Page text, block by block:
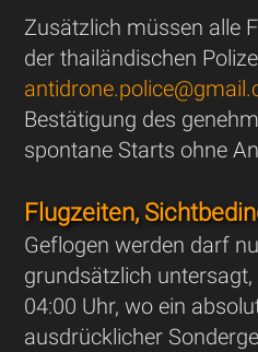
Zusätzlich müssen alle
der thailändischen
Bestätigung des
spontane Starts ohne
Flugzeiten,
Geflogen werden darf
grundsätzlich
04:00 Uhr, wo ein
ausdrücklicher